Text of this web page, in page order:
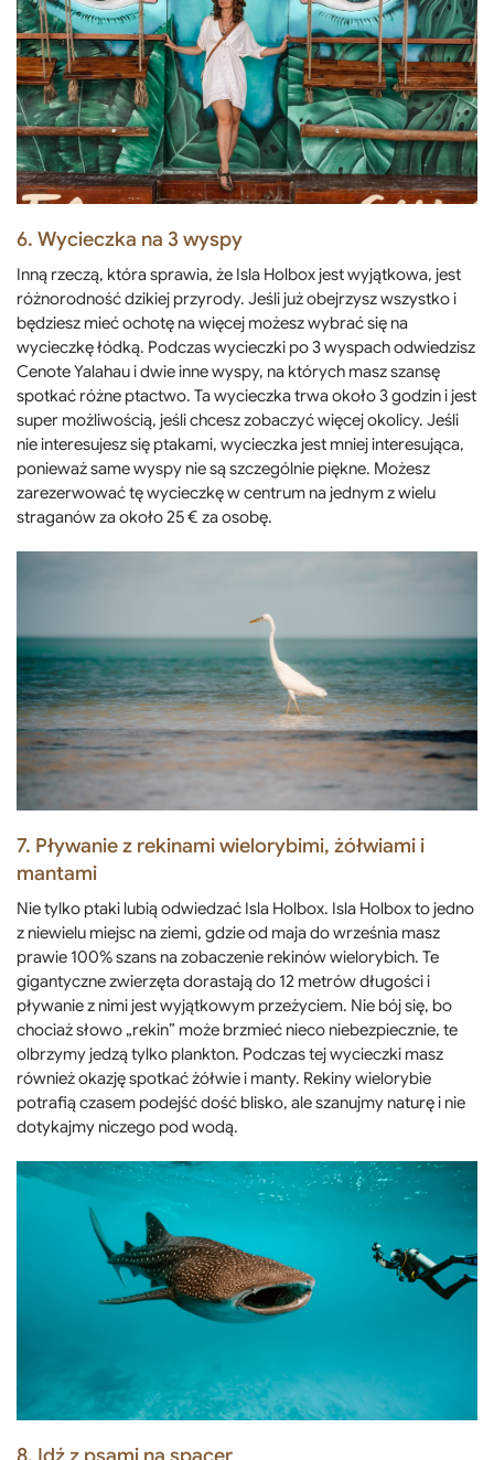
6. Wycieczka na 3 wyspy
Inną rzeczą, która sprawia, że ​​Isla Holbox jest wyjątkowa, jest
różnorodność dzikiej przyrody. Jeśli już obejrzysz wszystko i
będziesz mieć ochotę na więcej możesz wybrać się na
wycieczkę łódką. Podczas wycieczki po 3 wyspach odwiedzisz
Cenote Yalahau i dwie inne wyspy, na których masz szansę
spotkać różne ptactwo. Ta wycieczka trwa około 3 godzin i jest
super możliwością, jeśli chcesz zobaczyć więcej okolicy. Jeśli
nie interesujesz się ptakami, wycieczka jest mniej interesująca,
ponieważ same wyspy nie są szczególnie piękne. Możesz
zarezerwować tę wycieczkę w centrum na jednym z wielu
straganów za około 25 € za osobę.
7. Pływanie z rekinami wielorybimi, żółwiami i
mantami
Nie tylko ptaki lubią odwiedzać Isla Holbox. Isla Holbox to jedno
z niewielu miejsc na ziemi, gdzie od maja do września masz
prawie 100% szans na zobaczenie rekinów wielorybich. Te
gigantyczne zwierzęta dorastają do 12 metrów długości i
pływanie z nimi jest wyjątkowym przeżyciem. Nie bój się, bo
chociaż słowo „rekin” może brzmieć nieco niebezpiecznie, te
olbrzymy jedzą tylko plankton. Podczas tej wycieczki masz
również okazję spotkać żółwie i manty. Rekiny wielorybie
potrafią czasem podejść dość blisko, ale szanujmy naturę i nie
dotykajmy niczego pod wodą.